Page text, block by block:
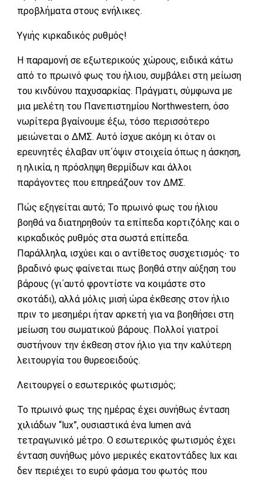
προβλήματα στους ενήλικες.
Υγιής κιρκαδικός ρυθμός!
Η παραμονή σε εξωτερικούς χώρους, ειδικά κάτω
από το πρωινό φως του ήλιου, συμβάλει στη μείωση
του κινδύνου παχυσαρκίας. Πράγματι, σύμφωνα με
μια μελέτη του Πανεπιστημίου Northwestern, όσο
νωρίτερα βγαίνουμε έξω, τόσο περισσότερο
μειώνεται ο ΔΜΣ. Αυτό ίσχυε ακόμη κι όταν οι
ερευνητές έλαβαν υπ΄όψιν στοιχεία όπως η άσκηση,
η ηλικία, η πρόσληψη θερμίδων και άλλοι
παράγοντες που επηρεάζουν τον ΔΜΣ.
Πώς εξηγείται αυτό; Το πρωινό φως του ήλιου
βοηθά να διατηρηθούν τα επίπεδα κορτιζόλης και ο
κιρκαδικός ρυθμός στα σωστά επίπεδα.
Παράλληλα, ισχύει και ο αντίθετος συσχετισμός∙ το
βραδινό φως φαίνεται πως βοηθά στην αύξηση του
βάρους (γι΄αυτό φροντίστε να κοιμάστε στο
σκοτάδι), αλλά μόλις μισή ώρα έκθεσης στον ήλιο
πριν το μεσημέρι ήταν αρκετή για να βοηθήσει στη
μείωση του σωματικού βάρους. Πολλοί γιατροί
συστήνουν την έκθεση στον ήλιο για την καλύτερη
λειτουργία του θυρεοειδούς.
Λειτουργεί ο εσωτερικός φωτισμός;
Το πρωινό φως της ημέρας έχει συνήθως ένταση
χιλιάδων “lux”, ουσιαστικά ένα lumen ανά
τετραγωνικό μέτρο. O εσωτερικός φωτισμός έχει
ένταση συνήθως μόνο μερικές εκατοντάδες lux και
δεν περιέχει το ευρύ φάσμα του φωτός που